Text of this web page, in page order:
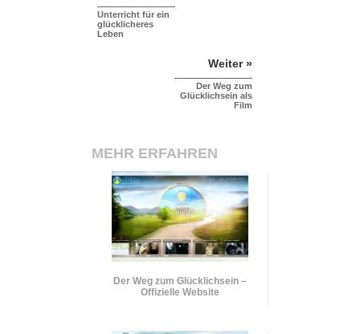
Unterricht für ein
glücklicheres
Leben
Weiter »
Der Weg zum
Glücklichsein als
Film
MEHR ERFAHREN
Der Weg zum Glücklichsein –
Offizielle Website